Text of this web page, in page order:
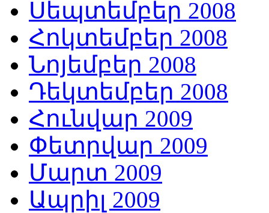
Սեպտեմբեր 2008
Հոկտեմբեր 2008
Նոյեմբեր 2008
Դեկտեմբեր 2008
Հունվար 2009
Փետրվար 2009
Մարտ 2009
Ապրիլ 2009